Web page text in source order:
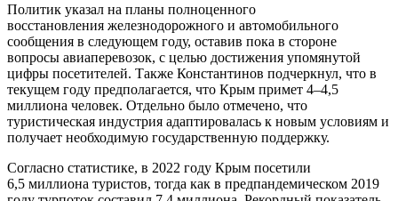
Политик указал на планы полноценного
восстановления железнодорожного и автомобильного
сообщения в следующем году, оставив пока в стороне
вопросы авиаперевозок, с целью достижения упомянутой
цифры посетителей. Также Константинов подчеркнул, что в
текущем году предполагается, что Крым примет 4–4,5
миллиона человек. Отдельно было отмечено, что
туристическая индустрия адаптировалась к новым условиям и
получает необходимую государственную поддержку.
Согласно статистике, в 2022 году Крым посетили
6,5 миллиона туристов, тогда как в предпандемическом 2019